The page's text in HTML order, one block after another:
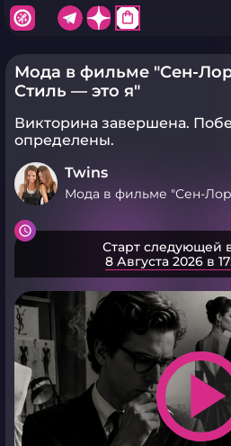
shopping_bag
Мода в фильме "Сен-
Стиль — это я"
Викторина завершена.
определены.
Twins
Мода в фильме "Сен-
Старт следующей
8 Августа 2026 в